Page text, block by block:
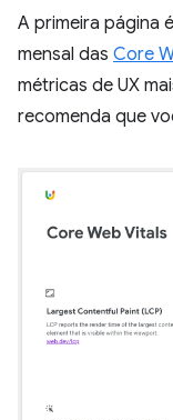
A primeira página
mensal das Core
métricas de UX
recomenda que